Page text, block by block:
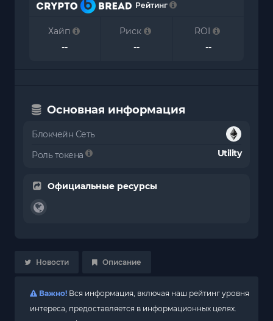
Рейтинг
Хайп
--
Риск
--
ROI
--
Основная информация
Блокчейн Сеть
Роль токена
Utility
Официальные ресурсы
Новости Описание
Важно! Вся информация, включая наш рейтинг уровня
интереса, предоставляется в информационных целях.